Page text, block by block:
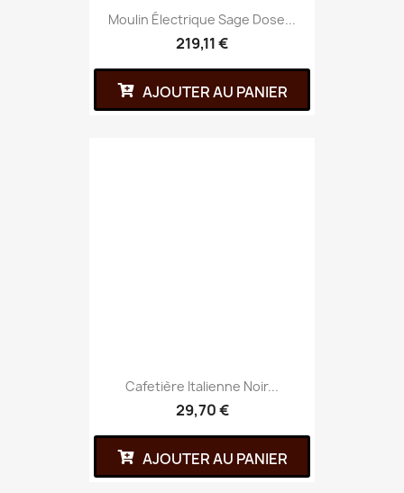
Moulin Électrique Sage Dose...
219,11 €
AJOUTER AU PANIER
Cafetière Italienne Noir...
29,70 €
AJOUTER AU PANIER